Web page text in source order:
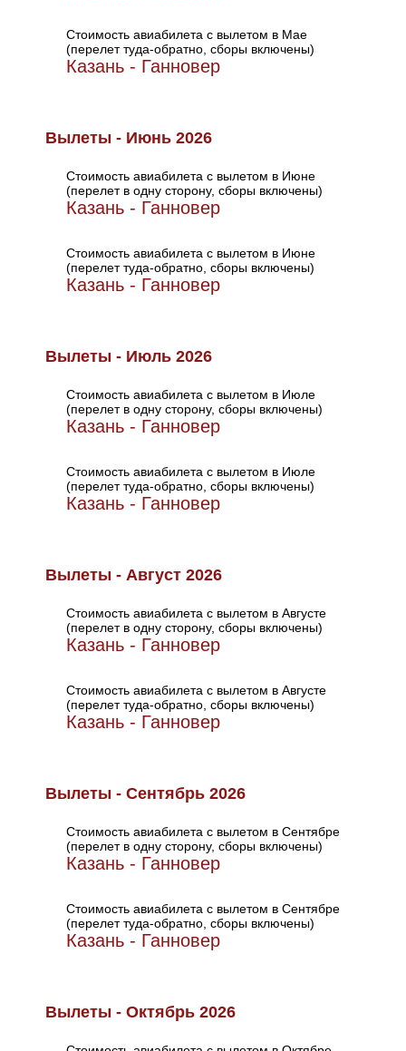
Стоимость авиабилета с вылетом в Мае
(перелет туда-обратно, сборы включены)
Казань - Ганновер
Вылеты - Июнь 2026
Стоимость авиабилета с вылетом в Июне
(перелет в одну сторону, сборы включены)
Казань - Ганновер
Стоимость авиабилета с вылетом в Июне
(перелет туда-обратно, сборы включены)
Казань - Ганновер
Вылеты - Июль 2026
Стоимость авиабилета с вылетом в Июле
(перелет в одну сторону, сборы включены)
Казань - Ганновер
Стоимость авиабилета с вылетом в Июле
(перелет туда-обратно, сборы включены)
Казань - Ганновер
Вылеты - Август 2026
Стоимость авиабилета с вылетом в Августе
(перелет в одну сторону, сборы включены)
Казань - Ганновер
Стоимость авиабилета с вылетом в Августе
(перелет туда-обратно, сборы включены)
Казань - Ганновер
Вылеты - Сентябрь 2026
Стоимость авиабилета с вылетом в Сентябре
(перелет в одну сторону, сборы включены)
Казань - Ганновер
Стоимость авиабилета с вылетом в Сентябре
(перелет туда-обратно, сборы включены)
Казань - Ганновер
Вылеты - Октябрь 2026